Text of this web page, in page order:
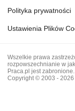
Polityka prywatności
Ustawienia Plików
Wszelkie prawa
rozpowszechnianie w
Praca.pl jest zabronione.
Copyright © 2003 -